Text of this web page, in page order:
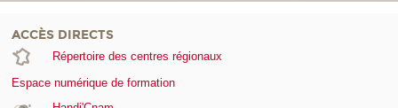
ACCÈS DIRECTS
Répertoire des centres régionaux
Espace numérique de formation